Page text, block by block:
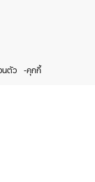
นตัว คุกกี้